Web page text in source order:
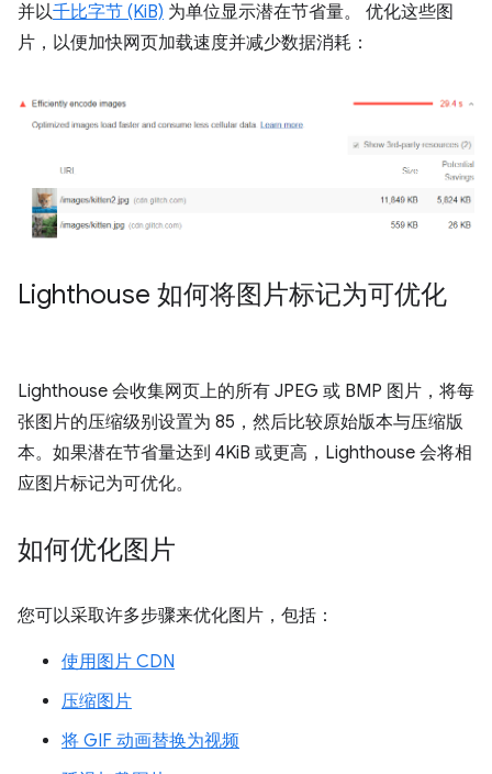
并以千比字节 (KiB) 为单位显示潜在节省量。 优化这些图
片，以便加快网页加载速度并减少数据消耗：
Lighthouse 如何将图片标记为可优化
Lighthouse 会收集网页上的所有 JPEG 或 BMP 图片，将每
张图片的压缩级别设置为 85，然后比较原始版本与压缩版
本。如果潜在节省量达到 4KiB 或更高，Lighthouse 会将相
应图片标记为可优化。
如何优化图片
您可以采取许多步骤来优化图片，包括：
使用图片 CDN
压缩图片
将 GIF 动画替换为视频